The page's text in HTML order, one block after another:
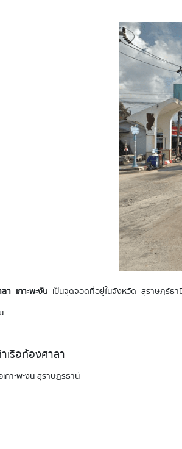
า เกาะพะงัน เป็นจุดจอดที่อยู่ในจังหวัด สุราษฎร์ธ
เรือท้องศาลา
กาะพะงัน สุราษฎร์ธานี